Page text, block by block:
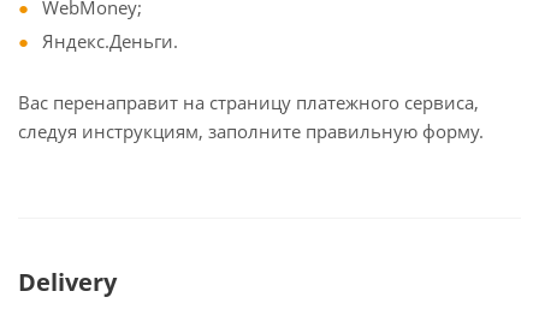
WebMoney;
Яндекс.Деньги.
Вас перенаправит на страницу платежного сервиса,
следуя инструкциям, заполните правильную форму.
Delivery